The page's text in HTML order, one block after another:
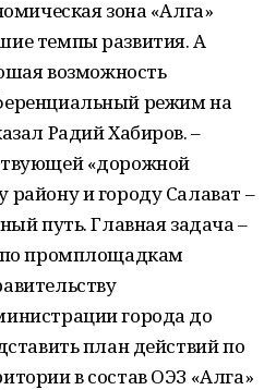
зона «Алга»
темпы развития. А
возможность
режим на
Радий Хабиров. –
«дорожной
и городу Салават –
путь. Главная задача –
по промплощадкам
города до
план действий по
в состав ОЭЗ «Алга»